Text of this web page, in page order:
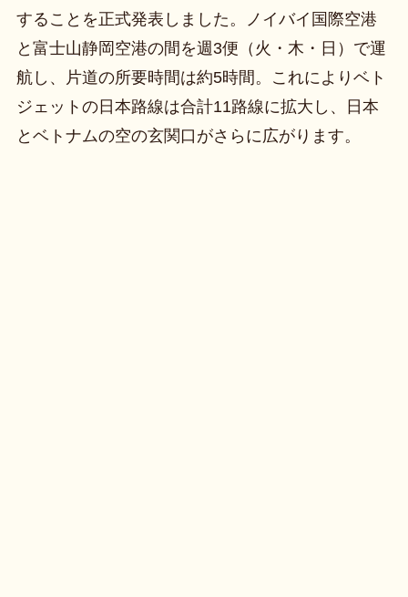
することを正式発表しました。ノイバイ国際空港
と富士山静岡空港の間を週3便（火・木・日）で運
航し、片道の所要時間は約5時間。これによりベト
ジェットの日本路線は合計11路線に拡大し、日本
とベトナムの空の玄関口がさらに広がります。